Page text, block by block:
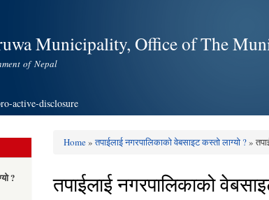
content
Municipality, Office of The
of Nepal
active-disclosure
?
Home»तपाईलाई नगरपालिकाको वेबसाइट कस्तो लाग्यो ?»
तपाईलाई नगरपालिकाको